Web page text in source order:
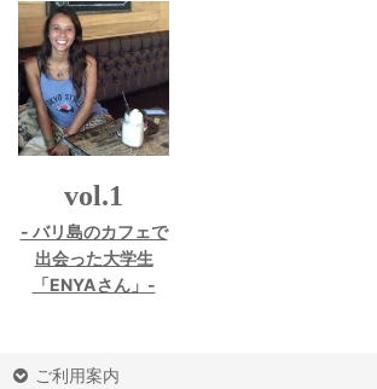
vol.1
- バリ島のカフェで
出会った大学生
「ENYAさん」-
ご利用案内